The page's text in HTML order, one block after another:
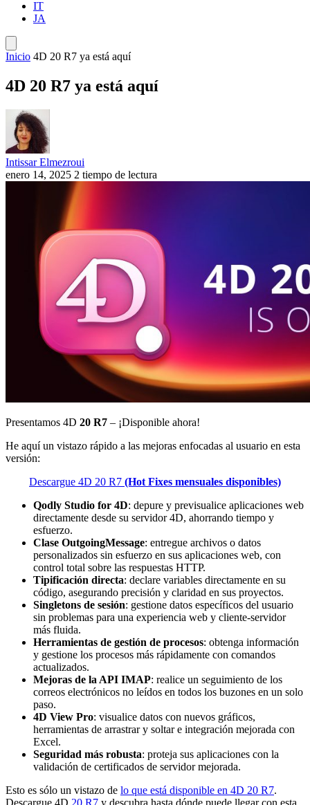
IT
JA
Inicio 4D 20 R7 ya está aquí
4D 20 R7 ya está aquí
Intissar Elmezroui
enero 14, 2025 2 tiempo de lectura
Presentamos 4D 20 R7 – ¡Disponible ahora!
He aquí un vistazo rápido a las mejoras enfocadas al usuario en esta
versión:
Descargue 4D 20 R7 (Hot Fixes mensuales disponibles)
Qodly Studio for 4D: depure y previsualice aplicaciones web
directamente desde su servidor 4D, ahorrando tiempo y
esfuerzo.
Clase OutgoingMessage: entregue archivos o datos
personalizados sin esfuerzo en sus aplicaciones web, con
control total sobre las respuestas HTTP.
Tipificación directa: declare variables directamente en su
código, asegurando precisión y claridad en sus proyectos.
Singletons de sesión: gestione datos específicos del usuario
sin problemas para una experiencia web y cliente-servidor
más fluida.
Herramientas de gestión de procesos: obtenga información
y gestione los procesos más rápidamente con comandos
actualizados.
Mejoras de la API IMAP: realice un seguimiento de los
correos electrónicos no leídos en todos los buzones en un solo
paso.
4D View Pro: visualice datos con nuevos gráficos,
herramientas de arrastrar y soltar e integración mejorada con
Excel.
Seguridad más robusta: proteja sus aplicaciones con la
validación de certificados de servidor mejorada.
Esto es sólo un vistazo de lo que está disponible en 4D 20 R7.
Descargue 4D 20 R7 y descubra hasta dónde puede llegar con esta